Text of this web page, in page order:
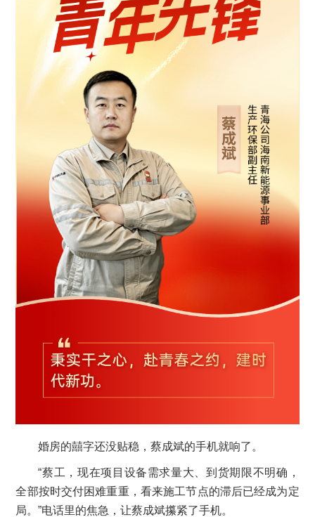
婚房的囍字还没贴稳，蔡成斌的手机就响了。
“蔡工，现在项目设备需求量大、到货期限不明确，
全部按时交付困难重重，看来施工节点的滞后已经成为定
局。”电话里的焦急，让蔡成斌攥紧了手机。